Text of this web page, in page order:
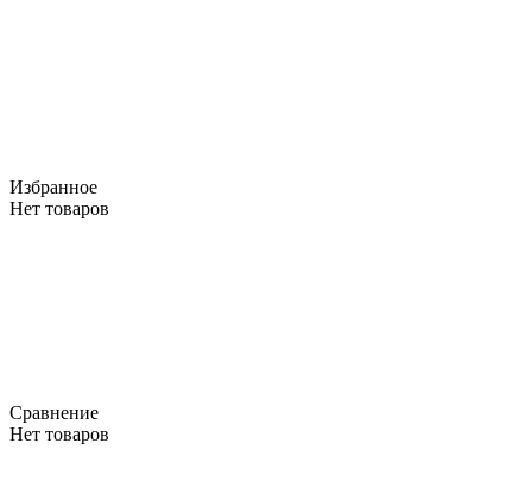
Избранное
Нет товаров
Сравнение
Нет товаров